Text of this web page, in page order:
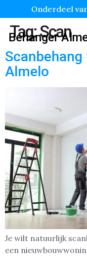
Onderdeel
Behanger
Tag:Scan
Almelo
Je wilt natuurlijk
een